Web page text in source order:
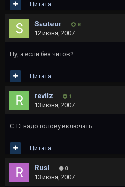
Цитата
Sauteur 8
12 июня, 2007
Ну, а если без читов?
Цитата
revilz 1
13 июня, 2007
С Т3 надо голову включать.
Цитата
Rusl 0
13 июня, 2007